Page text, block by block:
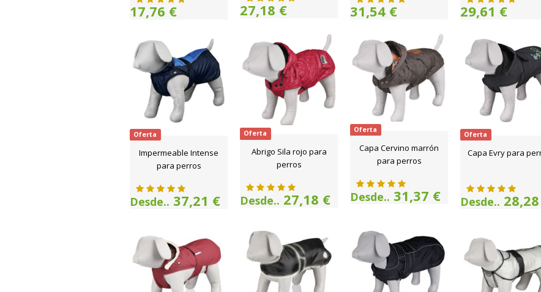
17,76 € 27,18 € 31,54 € 29,61 €
Oferta
Impermeable Intense
para perros
Desde.. 37,21 €
Oferta
Abrigo Sila rojo para
perros
Desde.. 27,18 €
Oferta
Capa Cervino marrón
para perros
Desde.. 31,37 €
Oferta
Capa Evry para
Desde..